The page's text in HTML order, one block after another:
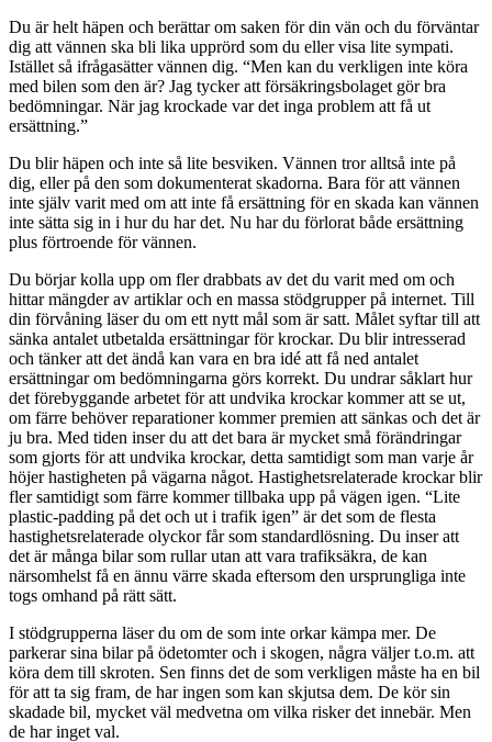
Du är helt häpen och berättar om saken för din vän och du förväntar
dig att vännen ska bli lika upprörd som du eller visa lite sympati.
Istället så ifrågasätter vännen dig. “Men kan du verkligen inte köra
med bilen som den är? Jag tycker att försäkringsbolaget gör bra
bedömningar. När jag krockade var det inga problem att få ut
ersättning.”
Du blir häpen och inte så lite besviken. Vännen tror alltså inte på
dig, eller på den som dokumenterat skadorna. Bara för att vännen
inte själv varit med om att inte få ersättning för en skada kan vännen
inte sätta sig in i hur du har det. Nu har du förlorat både ersättning
plus förtroende för vännen.
Du börjar kolla upp om fler drabbats av det du varit med om och
hittar mängder av artiklar och en massa stödgrupper på internet. Till
din förvåning läser du om ett nytt mål som är satt. Målet syftar till att
sänka antalet utbetalda ersättningar för krockar. Du blir intresserad
och tänker att det ändå kan vara en bra idé att få ned antalet
ersättningar om bedömningarna görs korrekt. Du undrar såklart hur
det förebyggande arbetet för att undvika krockar kommer att se ut,
om färre behöver reparationer kommer premien att sänkas och det är
ju bra. Med tiden inser du att det bara är mycket små förändringar
som gjorts för att undvika krockar, detta samtidigt som man varje år
höjer hastigheten på vägarna något. Hastighetsrelaterade krockar blir
fler samtidigt som färre kommer tillbaka upp på vägen igen. “Lite
plastic-padding på det och ut i trafik igen” är det som de flesta
hastighetsrelaterade olyckor får som standardlösning. Du inser att
det är många bilar som rullar utan att vara trafiksäkra, de kan
närsomhelst få en ännu värre skada eftersom den ursprungliga inte
togs omhand på rätt sätt.
I stödgrupperna läser du om de som inte orkar kämpa mer. De
parkerar sina bilar på ödetomter och i skogen, några väljer t.o.m. att
köra dem till skroten. Sen finns det de som verkligen måste ha en bil
för att ta sig fram, de har ingen som kan skjutsa dem. De kör sin
skadade bil, mycket väl medvetna om vilka risker det innebär. Men
de har inget val.